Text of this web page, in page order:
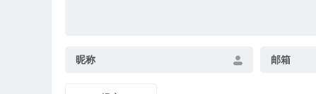
昵称 邮箱